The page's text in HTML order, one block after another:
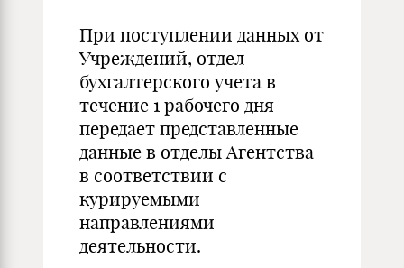
При поступлении данных от
Учреждений, отдел
бухгалтерского учета в
течение 1 рабочего дня
передает представленные
данные в отделы Агентства
в соответствии с
курируемыми
направлениями
деятельности.